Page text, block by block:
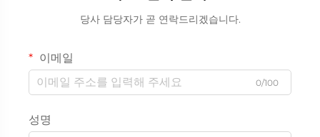
당사 담당자가 곧 연락드리겠습니다.
이메일
0/100
성명